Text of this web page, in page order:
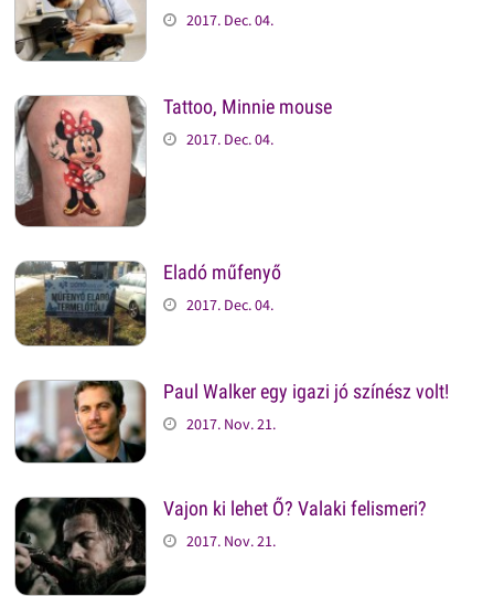
2017. Dec. 04.
Tattoo, Minnie mouse
2017. Dec. 04.
Eladó műfenyő
2017. Dec. 04.
Paul Walker egy igazi jó színész volt!
2017. Nov. 21.
Vajon ki lehet Ő? Valaki felismeri?
2017. Nov. 21.